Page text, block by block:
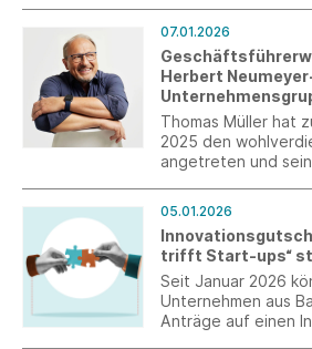
07.01.2026
Herbert
Thomas Müller hat
2025 den
angetreten und
Herr Markus Ertel,
sehr erfolgreich
zusätzlich die
Centa-Star.
05.01.2026
trifft Start-ups“
Seit Januar 2026
Unternehmen aus
Anträge auf einen